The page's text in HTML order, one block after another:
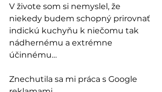
V živote som si nemyslel, že
niekedy budem schopný prirovnať
indickú kuchyňu k niečomu tak
nádhernému a extrémne
účinnému…
Znechutila sa mi práca s Google